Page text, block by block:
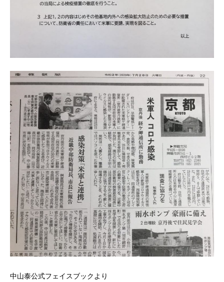
中山泰公式フェイスブックより